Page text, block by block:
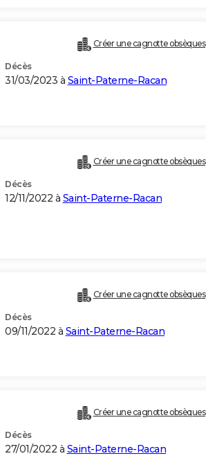
Créer une cagnotte obsèques
Décès
31/03/2023 à Saint-Paterne-Racan
Créer une cagnotte obsèques
Décès
12/11/2022 à Saint-Paterne-Racan
Créer une cagnotte obsèques
Décès
09/11/2022 à Saint-Paterne-Racan
Créer une cagnotte obsèques
Décès
27/01/2022 à Saint-Paterne-Racan